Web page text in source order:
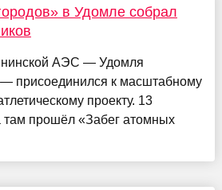
в Удомле собрал
АЭС — Удомля
— присоединился к масштабному
проекту. 13
там прошёл «Забег атомных